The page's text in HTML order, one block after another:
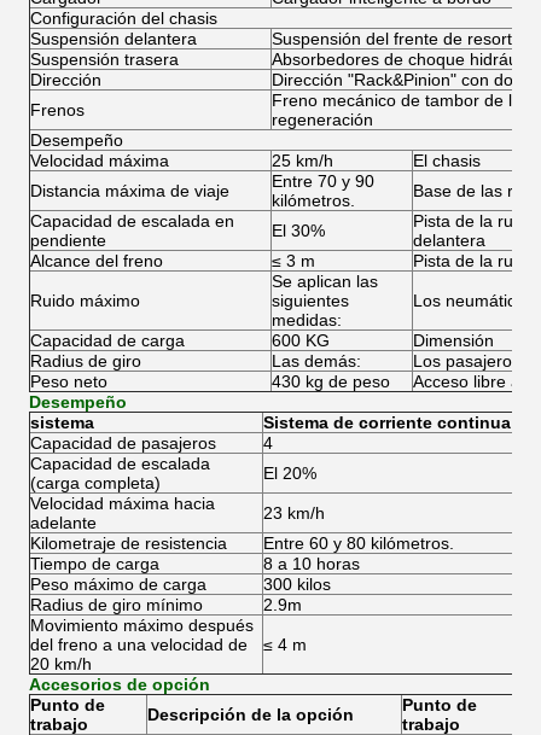
Configuración del chasis
Suspensión delantera
Suspensión del frente de resorte
Suspensión trasera
Absorbedores de choque
Dirección
Dirección "Rack&Pinion" con
Frenos
Freno mecánico de tambor de la
regeneración
Desempeño
Velocidad máxima
25 km/h
El chasis
Distancia máxima de viaje
Entre 70 y 90
kilómetros.
Base de las
Capacidad de escalada en
pendiente
El 30%
Pista de la rueda
delantera
Alcance del freno
≤ 3 m Pista de la
Ruido máximo
Se aplican las
siguientes
medidas:
Los neumáticos
Capacidad de carga 600 KG
Dimensión
Radius de giro
Las demás:
Los pasajeros
Peso neto
430 kg de peso
Acceso libre al
Desempeño
sistema
Sistema de corriente continua
Capacidad de pasajeros
4
Capacidad de escalada
(carga completa)
El 20%
Velocidad máxima hacia
adelante
23 km/h
Kilometraje de resistencia
Entre 60 y 80 kilómetros.
Tiempo de carga
8 a 10 horas
Peso máximo de carga
300 kilos
Radius de giro mínimo
2.9m
Movimiento máximo después
del freno a una velocidad de
20 km/h
≤ 4 m
Accesorios de opción
Punto de
trabajo
Descripción de la opción
Punto de
trabajo